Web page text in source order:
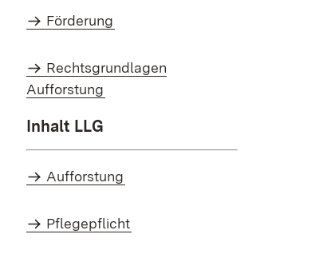
Förderung
Rechtsgrundlagen
Aufforstung
Inhalt LLG
Aufforstung
Pflegepflicht